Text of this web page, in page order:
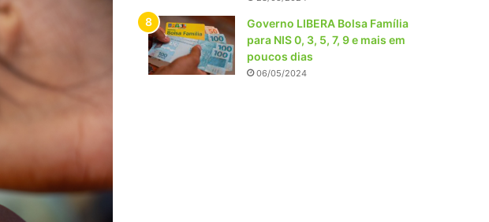
Governo LIBERA Bolsa Família
para NIS 0, 3, 5, 7, 9 e mais em
poucos dias
06/05/2024